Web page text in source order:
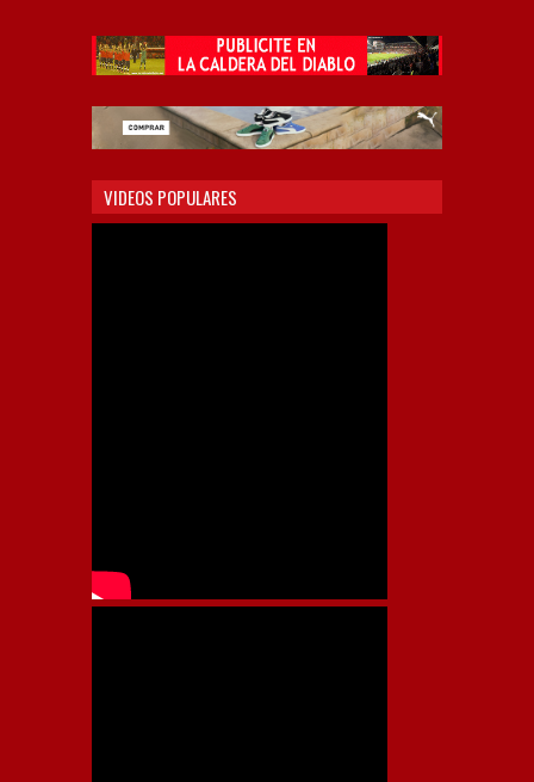
VIDEOS POPULARES